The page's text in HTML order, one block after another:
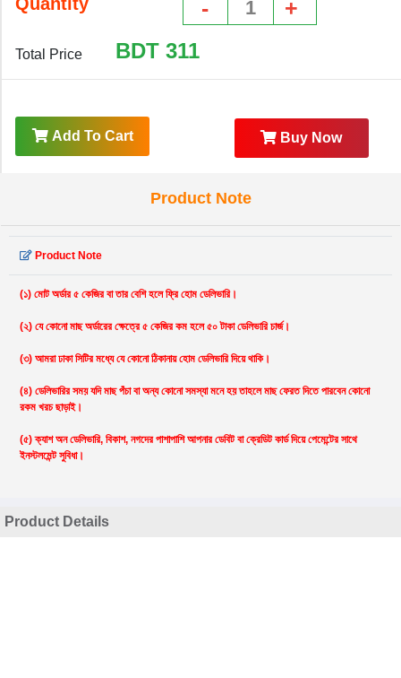
- +
Total Price BDT 311
Add To Cart Buy Now
Product Note
Product Note
(১) মোট অর্ডার ৫ কেজির বা তার বেশি হলে ফ্রি হোম ডেলিভারি।
(২) যে কোনো মাছ অর্ডারের ক্ষেত্রে ৫ কেজির কম হলে ৫০ টাকা ডেলিভারি চার্জ।
(৩) আমরা ঢাকা সিটির মধ্যে যে কোনো ঠিকানায় হোম ডেলিভারি দিয়ে থাকি।
(৪) ডেলিভারির সময় যদি মাছ পঁচা বা অন্য কোনো সমস্যা মনে হয় তাহলে মাছ ফেরত দিতে পারবেন কোনো
রকম খরচ ছাড়াই।
(৫) ক্যাশ অন ডেলিভারি, বিকাশ, নগদের পাশাপাশি আপনার ডেবিট বা ক্রেডিট কার্ড দিয়ে পেমেন্টের সাথে
ইনস্টলমেন্ট সুবিধা।
Product Details